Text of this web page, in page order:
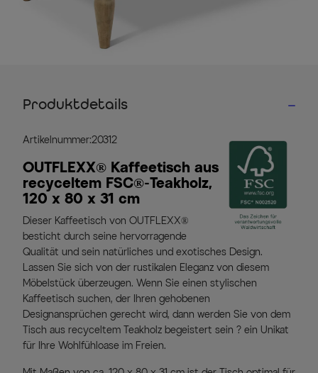
Produktdetails
Artikelnummer:20312
OUTFLEXX® Kaffeetisch aus
recyceltem FSC®-Teakholz,
120 x 80 x 31 cm
Dieser Kaffeetisch von OUTFLEXX®
besticht durch seine hervorragende
Qualität und sein natürliches und exotisches Design.
Lassen Sie sich von der rustikalen Eleganz von diesem
Möbelstück überzeugen. Wenn Sie einen stylischen
Kaffeetisch suchen, der Ihren gehobenen
Designansprüchen gerecht wird, dann werden Sie von dem
Tisch aus recyceltem Teakholz begeistert sein ? ein Unikat
für Ihre Wohlfühloase im Freien.